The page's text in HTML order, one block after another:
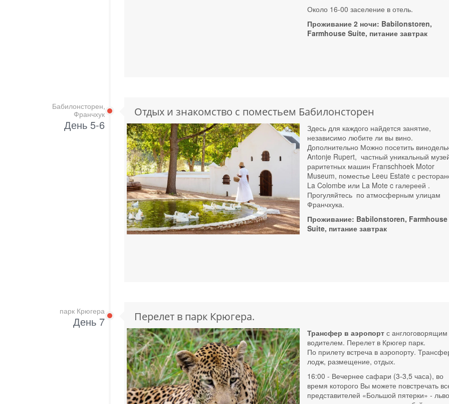
Около 16-00 заселение в отель.
Проживание 2 ночи: Babilonstoren,
Farmhouse Suite, питание завтрак
Бабилонсторен,
Франчхук
День 5-6
Отдых и знакомство с поместьем Бабилонсторен
Здесь для каждого найдется занятие,
независимо любите ли вы вино.
Дополнительно Можно посетить
Antonje Rupert, частный уникальный
раритетных машин Franschhoek Motor
Museum, поместье Leeu Estate с
La Colombe или La Mote c галереей .
Прогуляйтесь по атмосферным улицам
Франчхука.
Проживание: Babilonstoren, Farmhouse
Suite, питание завтрак
парк Крюгера
День 7 Перелет в парк Крюгера.
Трансфер в аэропорт с англоговорящим
водителем. Перелет в Крюгер парк.
По прилету встреча в аэропорту.
лодж, размещение, отдых.
16:00 - Вечернее сафари (3-3,5 часа), во
время которого Вы можете повстречать
представителей «Большой пятерки» -